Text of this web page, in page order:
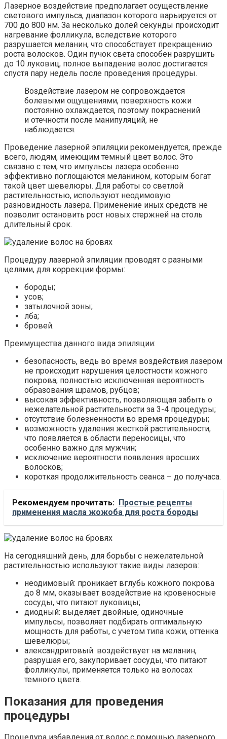
Лазерное воздействие предполагает осуществление
светового импульса, диапазон которого варьируется от
700 до 800 нм. За несколько долей секунды происходит
нагревание фолликула, вследствие которого
разрушается меланин, что способствует прекращению
роста волосков. Один пучок света способен разрушить
до 10 луковиц, полное выпадение волос достигается
спустя пару недель после проведения процедуры.
Воздействие лазером не сопровождается
болевыми ощущениями, поверхность кожи
постоянно охлаждается, поэтому покраснений
и отечности после манипуляций, не
наблюдается.
Проведение лазерной эпиляции рекомендуется, прежде
всего, людям, имеющим темный цвет волос. Это
связано с тем, что импульсы лазера особенно
эффективно поглощаются меланином, которым богат
такой цвет шевелюры. Для работы со светлой
растительностью, используют неодимовую
разновидность лазера. Применение иных средств не
позволит остановить рост новых стержней на столь
длительный срок.
Процедуру лазерной эпиляции проводят с разными
целями, для коррекции формы:
бороды;
усов;
затылочной зоны;
лба;
бровей.
Преимущества данного вида эпиляции:
безопасность, ведь во время воздействия лазером
не происходит нарушения целостности кожного
покрова, полностью исключенная вероятность
образования шрамов, рубцов;
высокая эффективность, позволяющая забыть о
нежелательной растительности за 3-4 процедуры;
отсутствие болезненности во время процедуры;
возможность удаления жесткой растительности,
что появляется в области переносицы, что
особенно важно для мужчин;
исключение вероятности появления вросших
волосков;
короткая продолжительность сеанса – до получаса.
Рекомендуем прочитать: Простые рецепты
применения масла жожоба для роста бороды
На сегодняшний день, для борьбы с нежелательной
растительностью используют такие виды лазеров:
неодимовый: проникает вглубь кожного покрова
до 8 мм, оказывает воздействие на кровеносные
сосуды, что питают луковицы;
диодный: выделяет двойные, одиночные
импульсы, позволяет подбирать оптимальную
мощность для работы, с учетом типа кожи, оттенка
шевелюры;
александритовый: воздействует на меланин,
разрушая его, закупоривает сосуды, что питают
фолликулы, применяется только на волосах
темного цвета.
Показания для проведения
процедуры